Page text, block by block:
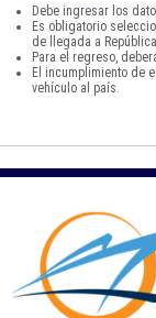
Debe ingresar los
Es obligatorio
de llegada a
Para el regreso,
El incumplimiento de
vehículo al país.